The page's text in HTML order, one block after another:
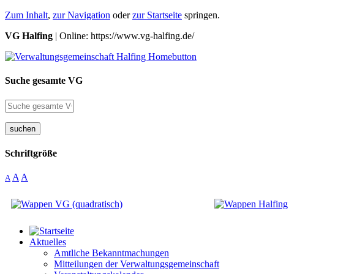
Zum Inhalt, zur Navigation oderzur Startseite springen.
VG Halfing | Online: https://www.vg-halfing.de/
Suche gesamte VG
suchen
Schriftgröße
A A A
Aktuelles
Amtliche Bekanntmachungen
Mitteilungen der Verwaltungsgemeinschaft